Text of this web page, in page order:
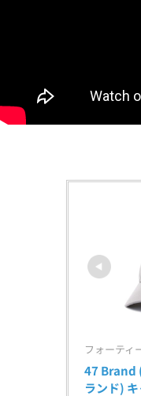
フォーティ
47 Brand
ランド)